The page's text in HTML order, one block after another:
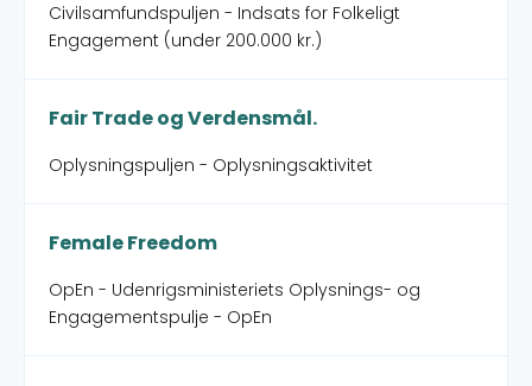
Civilsamfundspuljen - Indsats for Folkeligt
Engagement (under 200.000 kr.)
Fair Trade og Verdensmål.
Oplysningspuljen - Oplysningsaktivitet
Female Freedom
OpEn - Udenrigsministeriets Oplysnings- og
Engagementspulje - OpEn